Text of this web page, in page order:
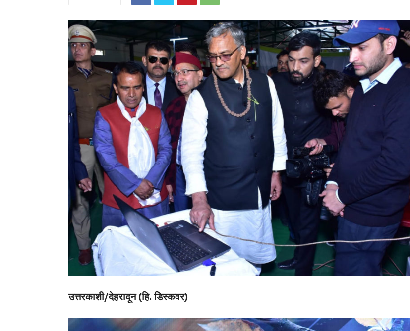
उत्तरकाशी/देहरादून (हि. डिस्कवर)